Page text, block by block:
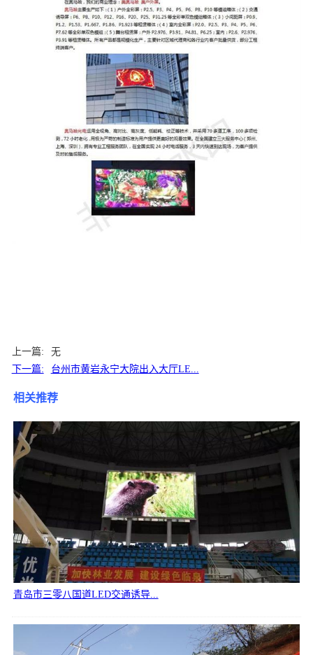
上一篇:
无
下一篇:
台州市黄岩永宁大院出入大厅LE...
相关推荐
青岛市三零八国道LED交通诱导...